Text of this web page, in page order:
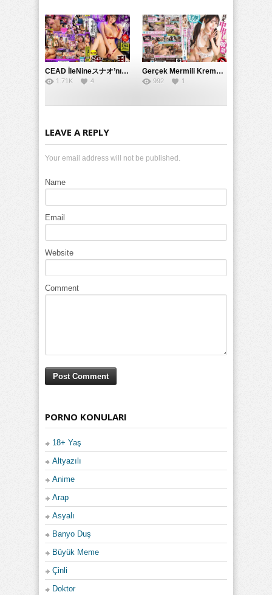
CEAD İleNineスナオ’nın Çılgın ve Seksüel Dünyası: Büyük Kalçalar ve Çılgın İlişkiler
1.71K 4
Gerçek Mermili Kremalı Pasta Büyük Dağıtımı, Ben Herkesin Özel Placesine Hizmet Eden En Üst Düzey Erotik Ürünler Günün Fırsatı
992 1
LEAVE A REPLY
Your email address will not be published.
Name
Email
Website
Comment
PORNO KONULARI
18+ Yaş
Altyazılı
Anime
Arap
Asyalı
Banyo Duş
Büyük Meme
Çinli
Doktor